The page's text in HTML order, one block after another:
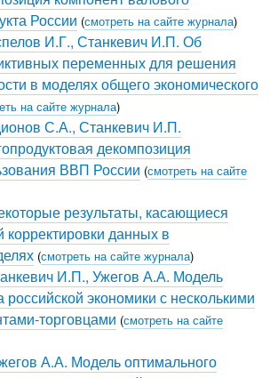
России (смотреть на сайте журнала)
И.Г., Станкевич И.П. Об
переменных для решения
в моделях общего экономического
на сайте журнала)
С.А., Станкевич И.П.
декомпозиция
ВВП России (смотреть на сайте
результаты, касающиеся
данных в
(смотреть на сайте журнала)
И.П., Ужегов А.А. Модель
российской экономики с несколькими
торговцами (смотреть на сайте
А.А. Модель оптимального